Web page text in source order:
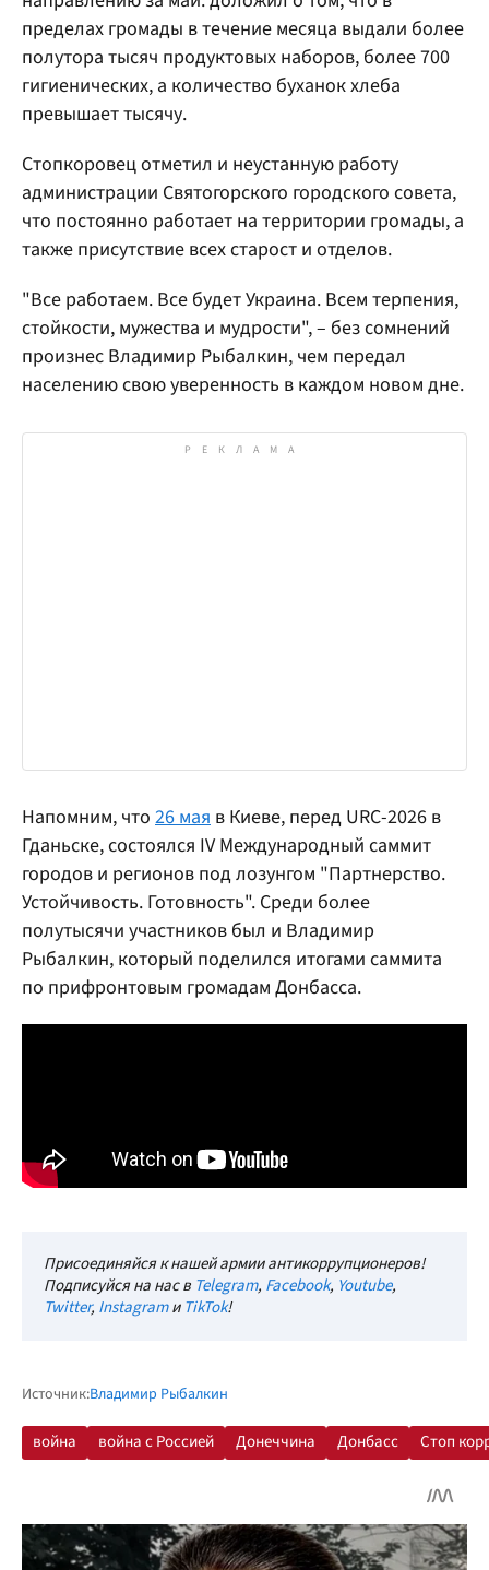
пределах громады в течение месяца выдали более
полутора тысяч продуктовых наборов, более 700
гигиенических, а количество буханок хлеба
превышает тысячу.
Стопкоровец отметил и неустанную работу
администрации Святогорского городского совета,
что постоянно работает на территории громады, а
также присутствие всех старост и отделов.
"Все работаем. Все будет Украина. Всем терпения,
стойкости, мужества и мудрости", – без сомнений
произнес Владимир Рыбалкин, чем передал
населению свою уверенность в каждом новом дне.
Напомним, что 26 мая в Киеве, перед URC-2026 в
Гданьске, состоялся IV Международный саммит
городов и регионов под лозунгом "Партнерство.
Устойчивость. Готовность". Среди более
полутысячи участников был и Владимир
Рыбалкин, который поделился итогами саммита
по прифронтовым громадам Донбасса.
Присоединяйся к нашей армии антикоррупционеров!
Подписуйся на нас в Telegram, Facebook, Youtube,
Twitter, InstagramиTikTok!
Источник:Владимир Рыбалкин
война война с Россией Донеччина Донбасс Стоп